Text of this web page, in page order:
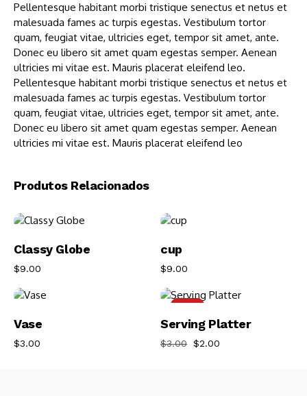
Pellentesque habitant morbi tristique senectus et netus et
malesuada fames ac turpis egestas. Vestibulum tortor
quam, feugiat vitae, ultricies eget, tempor sit amet, ante.
Donec eu libero sit amet quam egestas semper. Aenean
ultricies mi vitae est. Mauris placerat eleifend leo.
Pellentesque habitant morbi tristique senectus et netus et
malesuada fames ac turpis egestas. Vestibulum tortor
quam, feugiat vitae, ultricies eget, tempor sit amet, ante.
Donec eu libero sit amet quam egestas semper. Aenean
ultricies mi vitae est. Mauris placerat eleifend leo
Produtos Relacionados
Adicionar Ao
Classy Globe
$9.00
cup
$9.00
Vase
$3.00
-33%
Adicionar Ao
Carrinho
Serving Platter
$3.00 $2.00